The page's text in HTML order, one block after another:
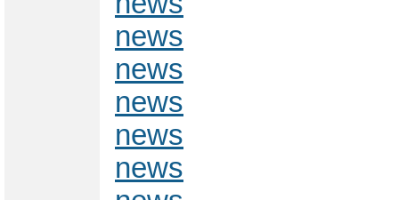
news
news
news
news
news